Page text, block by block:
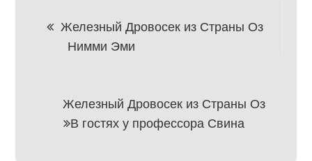
Навигация
записям
Железный Дровосек из Страны Оз
Нимми Эми
Железный Дровосек из Страны Оз
В гостях у профессора Свина